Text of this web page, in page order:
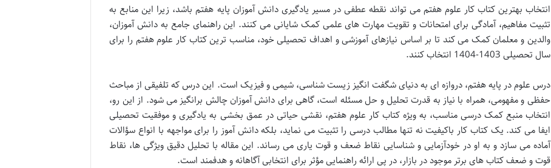
انتخاب بهترین کتاب کار علوم هفتم می تواند نقطه عطفی در مسیر یادگیری دانش آموزان پایه هفتم باشد، زیرا این منابع به
تثبیت مفاهیم، آمادگی برای امتحانات و تقویت مهارت های علمی کمک شایانی می کنند. این راهنمای جامع به دانش آموزان،
والدین و معلمان کمک می کند تا بر اساس نیازهای آموزشی و اهداف تحصیلی خود، مناسب ترین کتاب کار علوم هفتم را برای
سال تحصیلی 1403-1404 انتخاب کنند.
درس علوم در پایه هفتم، دروازه ای به دنیای شگفت انگیز زیست شناسی، شیمی و فیزیک است. این درس که تلفیقی از مباحث
حفظی و مفهومی، همراه با نیاز به قدرت تحلیل و حل مسئله است، گاهی برای دانش آموزان چالش برانگیز می شود. از این رو،
انتخاب منبع کمک درسی مناسب، به ویژه کتاب کار علوم هفتم، نقشی حیاتی در عمق بخشی به یادگیری و موفقیت تحصیلی
ایفا می کند. یک کتاب کار باکیفیت نه تنها مطالب درسی را تثبیت می نماید، بلکه دانش آموز را برای مواجهه با انواع سؤالات
آماده می سازد و به او در خودآزمایی و شناسایی نقاط ضعف و قوت یاری می رساند. این مقاله با تحلیل دقیق ویژگی ها، نقاط
قوت و ضعف کتاب های برتر موجود در بازار، در پی ارائه راهنمایی مؤثر برای انتخابی آگاهانه و هدفمند است.